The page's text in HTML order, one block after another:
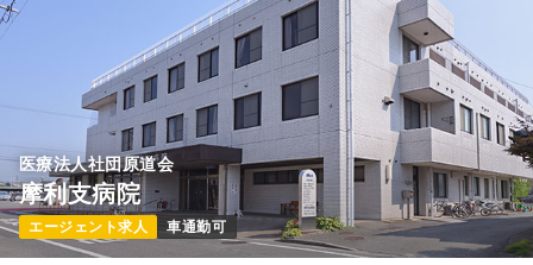
気になる 詳細を見る
オペ室(手術室) 正看護師 一般病院
日勤のみ（常勤） 一時募集休止
医療法人社団原道会
摩利支病院
エージェント求人 車通勤可